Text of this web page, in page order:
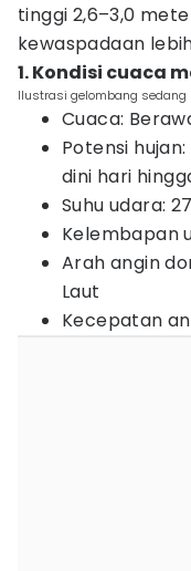
tinggi 2,6–3,0
kewaspadaan
1. Kondisi cuaca
Ilustrasi gelombang sedang
Cuaca:
Potensi
dini hari
Suhu udara:
Kelembapan
Arah angin
Laut
Kecepatan